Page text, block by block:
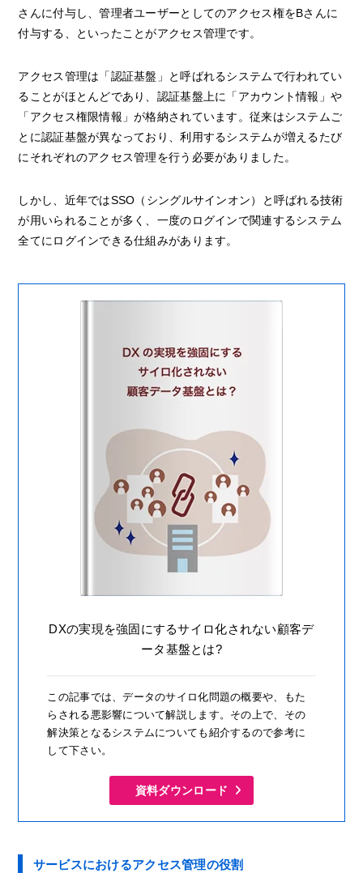
さんに付与し、管理者ユーザーとしてのアクセス権をBさんに
付与する、といったことがアクセス管理です。
アクセス管理は「認証基盤」と呼ばれるシステムで行われてい
ることがほとんどであり、認証基盤上に「アカウント情報」や
「アクセス権限情報」が格納されています。従来はシステムご
とに認証基盤が異なっており、利用するシステムが増えるたび
にそれぞれのアクセス管理を行う必要がありました。
しかし、近年ではSSO（シングルサインオン）と呼ばれる技術
が用いられることが多く、一度のログインで関連するシステム
全てにログインできる仕組みがあります。
DXの実現を強固にするサイロ化されない顧客デ
ータ基盤とは?
この記事では、データのサイロ化問題の概要や、もた
らされる悪影響について解説します。その上で、その
解決策となるシステムについても紹介するので参考に
して下さい。
資料ダウンロード
サービスにおけるアクセス管理の役割